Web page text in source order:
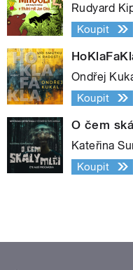
Rudyard
Koupit
Ondřej
Koupit
O čem
Kateřina
Koupit